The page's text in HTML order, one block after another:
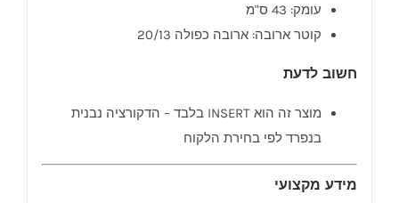
עומק: 43 ס"מ
קוטר ארובה: ארובה כפולה 20/13
חשוב לדעת
מוצר זה הוא INSERT בלבד – הדקורציה נבנית
בנפרד לפי בחירת הלקוח
מידע מקצועי